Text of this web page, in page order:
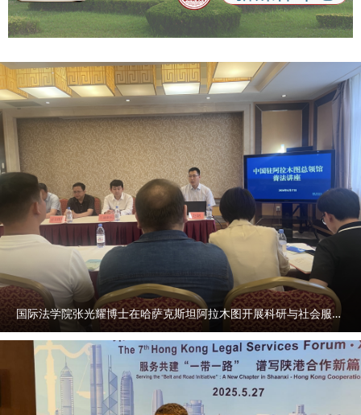
国际法学院张光耀博士在哈萨克斯坦阿拉木图开展科研与社会服务活动